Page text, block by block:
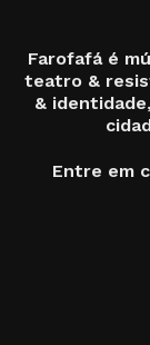
Farofafá é
teatro &
&
Entre em